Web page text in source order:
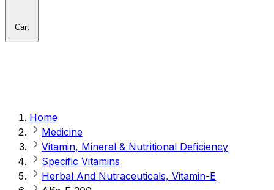
Cart
Home
Medicine
Vitamin, Mineral & Nutritional Deficiency
Specific Vitamins
Herbal And Nutraceuticals, Vitamin-E